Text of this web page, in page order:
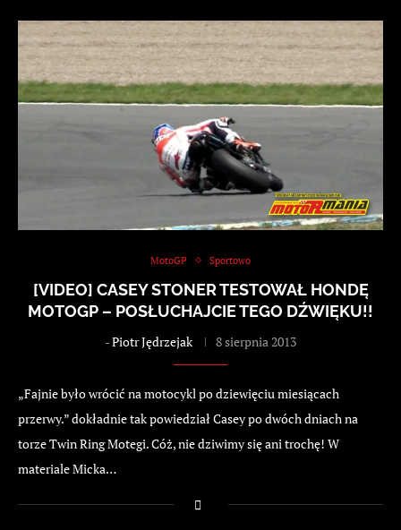
MotoGP Sportowo
[VIDEO] CASEY STONER TESTOWAŁ HONDĘ
MOTOGP – POSŁUCHAJCIE TEGO DŹWIĘKU!!
-Piotr Jędrzejak 8 sierpnia 2013
„Fajnie było wrócić na motocykl po dziewięciu miesiącach
przerwy.” dokładnie tak powiedział Casey po dwóch dniach na
torze Twin Ring Motegi. Cóż, nie dziwimy się ani trochę! W
materiale Micka…